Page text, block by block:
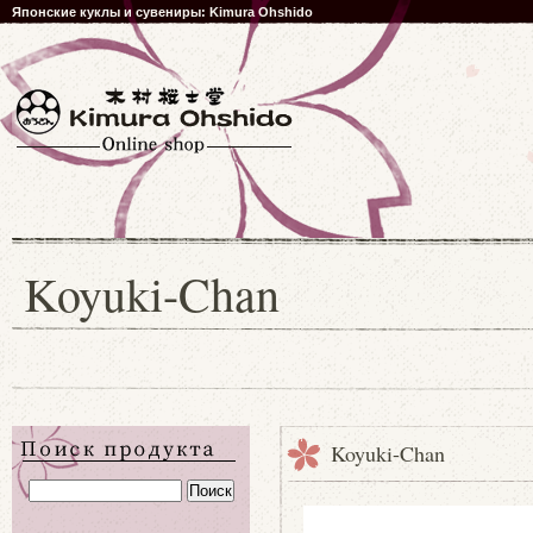
Японские куклы и сувениры: Kimura Ohshido
Koyuki-Chan
Koyuki-Chan